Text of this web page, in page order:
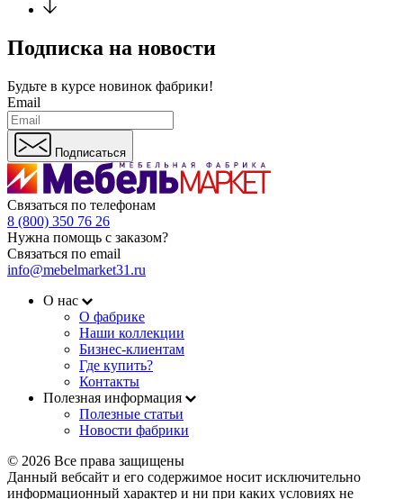
Подписка на новости
Будьте в курсе новинок фабрики!
Email
Подписаться
Связаться по телефонам
8 (800) 350 76 26
Нужна помощь с заказом?
Связаться по email
info@mebelmarket31.ru
О нас
О фабрике
Наши коллекции
Бизнес-клиентам
Где купить?
Контакты
Полезная информация
Полезные статьи
Новости фабрики
© 2026 Все права защищены
Данный вебсайт и его содержимое носит исключительно
информационный характер и ни при каких условиях не